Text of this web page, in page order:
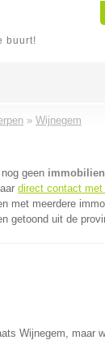
buurt!
» Wijnegem
geen
direct contact met
met meerdere
getoond uit de
Wijnegem, maar